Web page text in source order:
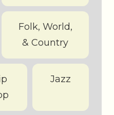
Folk, World,
& Country
Jazz